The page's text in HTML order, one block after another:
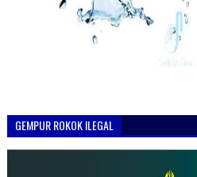
GEMPUR ROKOK ILEGAL